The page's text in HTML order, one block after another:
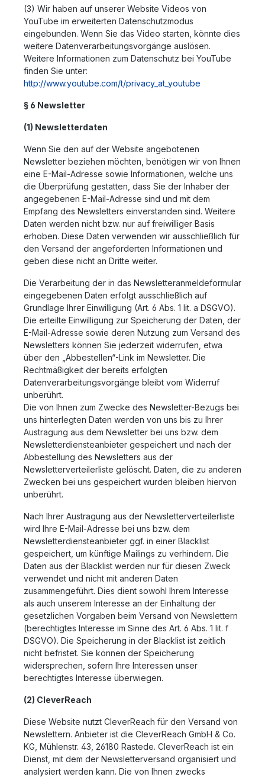
(3) Wir haben auf unserer Website Videos von
YouTube im erweiterten Datenschutzmodus
eingebunden. Wenn Sie das Video starten, könnte dies
weitere Datenverarbeitungsvorgänge auslösen.
Weitere Informationen zum Datenschutz bei YouTube
finden Sie unter:
http://www.youtube.com/t/privacy_at_youtube
§ 6 Newsletter
(1) Newsletterdaten
Wenn Sie den auf der Website angebotenen
Newsletter beziehen möchten, benötigen wir von Ihnen
eine E-Mail-Adresse sowie Informationen, welche uns
die Überprüfung gestatten, dass Sie der Inhaber der
angegebenen E-Mail-Adresse sind und mit dem
Empfang des Newsletters einverstanden sind. Weitere
Daten werden nicht bzw. nur auf freiwilliger Basis
erhoben. Diese Daten verwenden wir ausschließlich für
den Versand der angeforderten Informationen und
geben diese nicht an Dritte weiter.
Die Verarbeitung der in das Newsletteranmeldeformular
eingegebenen Daten erfolgt ausschließlich auf
Grundlage Ihrer Einwilligung (Art. 6 Abs. 1 lit. a DSGVO).
Die erteilte Einwilligung zur Speicherung der Daten, der
E-Mail-Adresse sowie deren Nutzung zum Versand des
Newsletters können Sie jederzeit widerrufen, etwa
über den „Abbestellen“-Link im Newsletter. Die
Rechtmäßigkeit der bereits erfolgten
Datenverarbeitungsvorgänge bleibt vom Widerruf
unberührt.
Die von Ihnen zum Zwecke des Newsletter-Bezugs bei
uns hinterlegten Daten werden von uns bis zu Ihrer
Austragung aus dem Newsletter bei uns bzw. dem
Newsletterdiensteanbieter gespeichert und nach der
Abbestellung des Newsletters aus der
Newsletterverteilerliste gelöscht. Daten, die zu anderen
Zwecken bei uns gespeichert wurden bleiben hiervon
unberührt.
Nach Ihrer Austragung aus der Newsletterverteilerliste
wird Ihre E-Mail-Adresse bei uns bzw. dem
Newsletterdiensteanbieter ggf. in einer Blacklist
gespeichert, um künftige Mailings zu verhindern. Die
Daten aus der Blacklist werden nur für diesen Zweck
verwendet und nicht mit anderen Daten
zusammengeführt. Dies dient sowohl Ihrem Interesse
als auch unserem Interesse an der Einhaltung der
gesetzlichen Vorgaben beim Versand von Newslettern
(berechtigtes Interesse im Sinne des Art. 6 Abs. 1 lit. f
DSGVO). Die Speicherung in der Blacklist ist zeitlich
nicht befristet. Sie können der Speicherung
widersprechen, sofern Ihre Interessen unser
berechtigtes Interesse überwiegen.
(2) CleverReach
Diese Website nutzt CleverReach für den Versand von
Newslettern. Anbieter ist die CleverReach GmbH & Co.
KG, Mühlenstr. 43, 26180 Rastede. CleverReach ist ein
Dienst, mit dem der Newsletterversand organisiert und
analysiert werden kann. Die von Ihnen zwecks